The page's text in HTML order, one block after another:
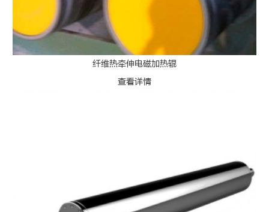
纤维热牵伸电磁加热辊
查看详情